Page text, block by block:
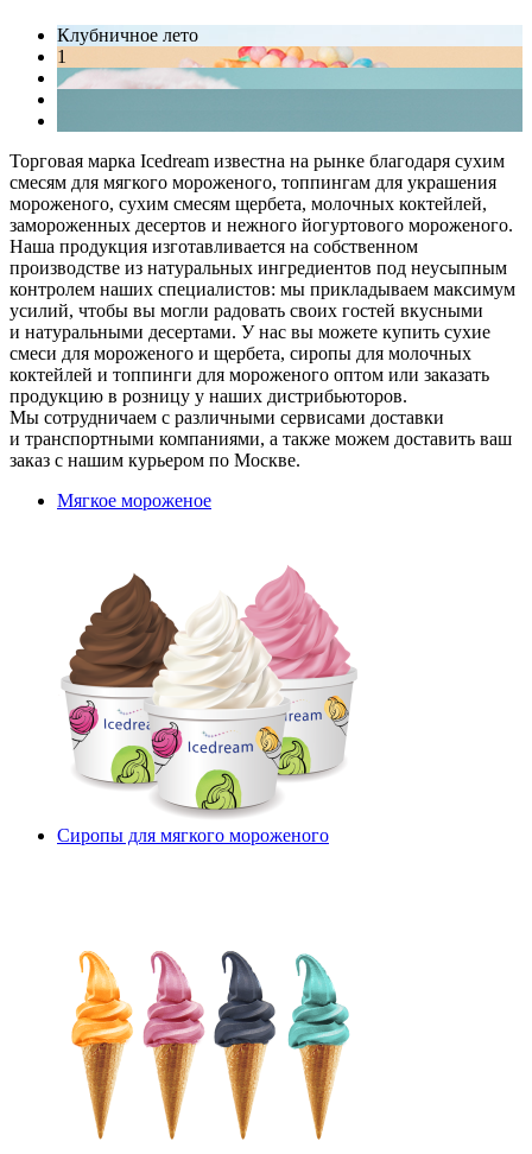
Клубничное лето
1
Торговая марка Icedream известна на рынке благодаря сухим
смесям для мягкого мороженого, топпингам для украшения
мороженого, сухим смесям щербета, молочных коктейлей,
замороженных десертов и нежного йогуртового мороженого.
Наша продукция изготавливается на собственном
производстве из натуральных ингредиентов под неусыпным
контролем наших специалистов: мы прикладываем максимум
усилий, чтобы вы могли радовать своих гостей вкусными
и натуральными десертами. У нас вы можете купить сухие
смеси для мороженого и щербета, сиропы для молочных
коктейлей и топпинги для мороженого оптом или заказать
продукцию в розницу у наших дистрибьюторов.
Мы сотрудничаем с различными сервисами доставки
и транспортными компаниями, а также можем доставить ваш
заказ с нашим курьером по Москве.
Мягкое мороженое
Сиропы для мягкого мороженого